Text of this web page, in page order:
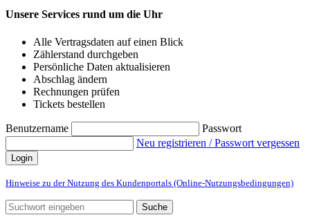
Unsere Services rund um die Uhr
Alle Vertragsdaten auf einen Blick
Zählerstand durchgeben
Persönliche Daten aktualisieren
Abschlag ändern
Rechnungen prüfen
Tickets bestellen
Benutzername
Passwort
Neu registrieren / Passwort vergessen
Login
Hinweise zu der Nutzung des Kundenportals (Online-Nutzungsbedingungen)
Suche